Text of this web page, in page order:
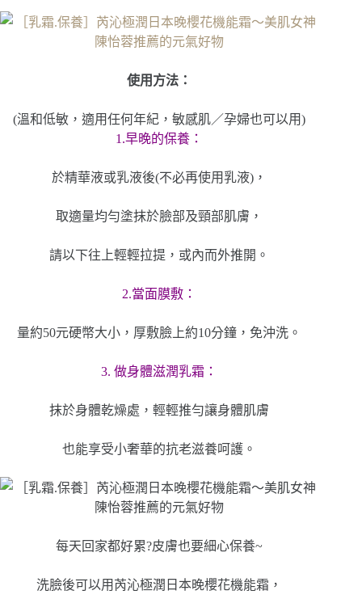
使用方法：
(溫和低敏，適用任何年紀，敏感肌／孕婦也可以用)
1.早晚的保養：
於精華液或乳液後(不必再使用乳液)，
取適量均勻塗抹於臉部及頸部肌膚，
請以下往上輕輕拉提，或內而外推開。
2.當面膜敷：
量約50元硬幣大小，厚敷臉上約10分鐘，免沖洗。
3. 做身體滋潤乳霜：
抹於身體乾燥處，輕輕推勻讓身體肌膚
也能享受小奢華的抗老滋養呵護。
每天回家都好累?皮膚也要細心保養~
洗臉後可以用芮沁極潤日本晚櫻花機能霜，